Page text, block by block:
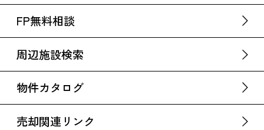
FP無料相談
周辺施設検索
物件カタログ
売却関連リンク